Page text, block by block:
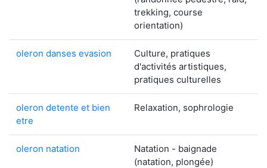
trekking, course
orientation)
oleron danses evasion
Culture, pratiques
d'activités artistiques,
pratiques culturelles
oleron detente et bien
etre
Relaxation, sophrologie
oleron natation
Natation - baignade
(natation, plongée)